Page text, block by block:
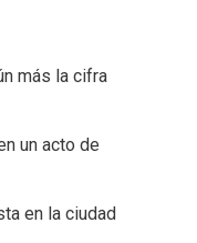
más la cifra
un acto de
en la ciudad